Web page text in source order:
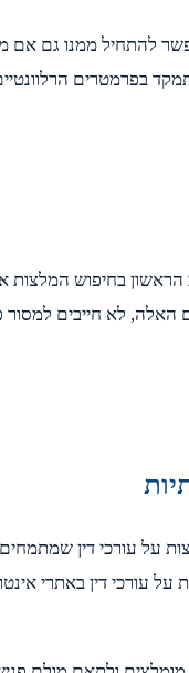
להתחיל ממנו גם אם
בפרמטרים
בחיפוש המלצות
לא חייבים למסור
עורכי דין שמתמחים
עורכי דין באתרי